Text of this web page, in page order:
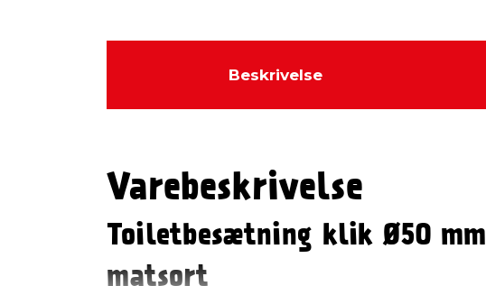
Beskrivelse
Varebeskrivelse
Toiletbesætning klik Ø50 mm
matsort